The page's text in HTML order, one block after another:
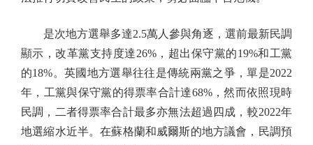
是次地方選舉多達2.5萬人參與角逐，選前最新民調
顯示，改革黨支持度達26%，超出保守黨的19%和工黨
的18%。英國地方選舉往往是傳統兩黨之爭，單是2022
年，工黨與保守黨的得票率合計達68%，然而依照現時
民調，二者得票率合計最多亦無法超過四成，較2022年
地選縮水近半。在蘇格蘭和威爾斯的地方議會，民調預